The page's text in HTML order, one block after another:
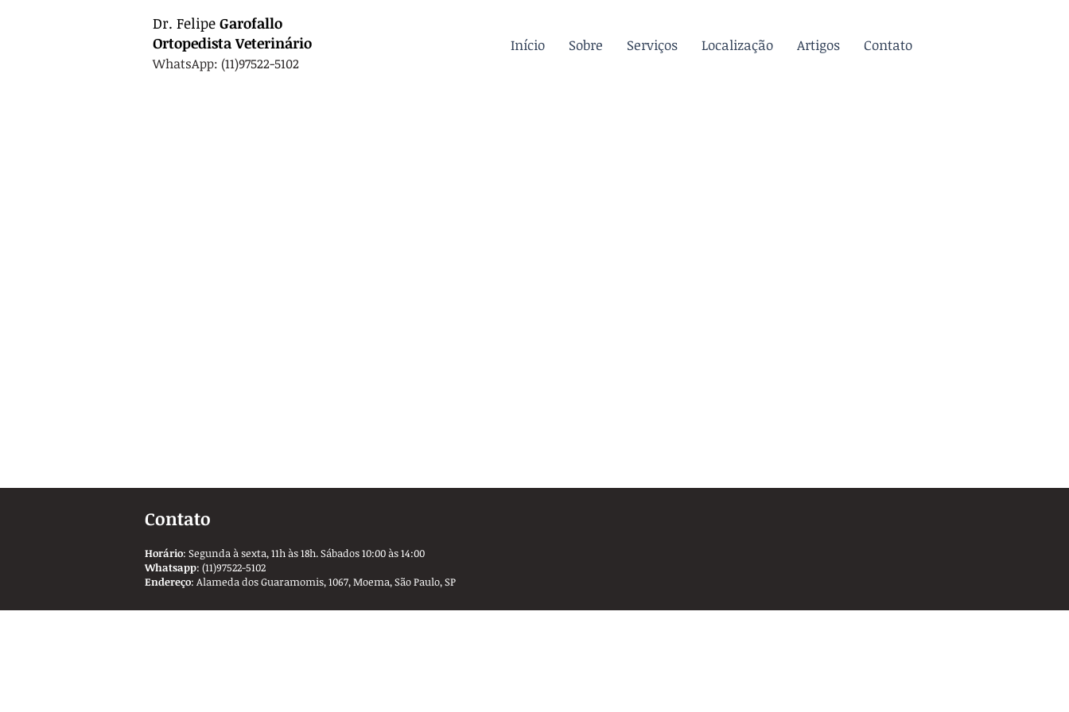
Dr. Felipe Garofallo
Ortopedista Veterinário
WhatsApp: (11)97522-5102
Início Sobre Serviços Localização Artigos Contato
Contato
Horário: Segunda à sexta, 11h às 18h. Sábados 10:00 às 14:00
Whatsapp: (11)97522-5102
Endereço: Alameda dos Guaramomis, 1067, Moema, São Paulo, SP